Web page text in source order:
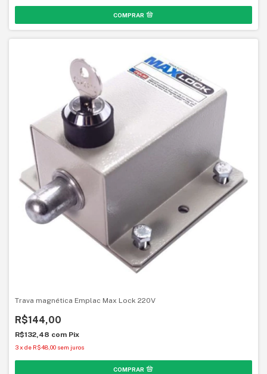
Trava magnética Emplac Max Lock 220V
R$144,00
R$132,48 com Pix
3x de R$48,00 sem juros